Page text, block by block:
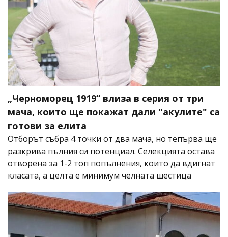
„Черноморец 1919“ влиза в серия от три
мача, които ще покажат дали "акулите" са
готови за елита
Отборът събра 4 точки от два мача, но тепърва ще
разкрива пълния си потенциал. Селекцията остава
отворена за 1-2 топ попълнения, които да вдигнат
класата, а целта е минимум челната шестица